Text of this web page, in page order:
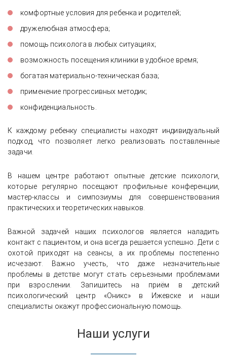
комфортные условия для ребенка и родителей;
дружелюбная атмосфера;
помощь психолога в любых ситуациях;
возможность посещения клиники в удобное время;
богатая материально-техническая база;
применение прогрессивных методик;
конфиденциальность.
К каждому ребенку специалисты находят индивидуальный
подход, что позволяет легко реализовать поставленные
задачи.
В нашем центре работают опытные детские психологи,
которые регулярно посещают профильные конференции,
мастер-классы и симпозиумы для совершенствования
практических и теоретических навыков.
Важной задачей наших психологов является наладить
контакт с пациентом, и она всегда решается успешно. Дети с
охотой приходят на сеансы, а их проблемы постепенно
исчезают. Важно учесть, что даже незначительные
проблемы в детстве могут стать серьезными проблемами
при взрослении. Запишитесь на приём в ;детский
психологический центр «Оникс» в Ижевске и наши
специалисты окажут профессиональную помощь.
Наши услуги